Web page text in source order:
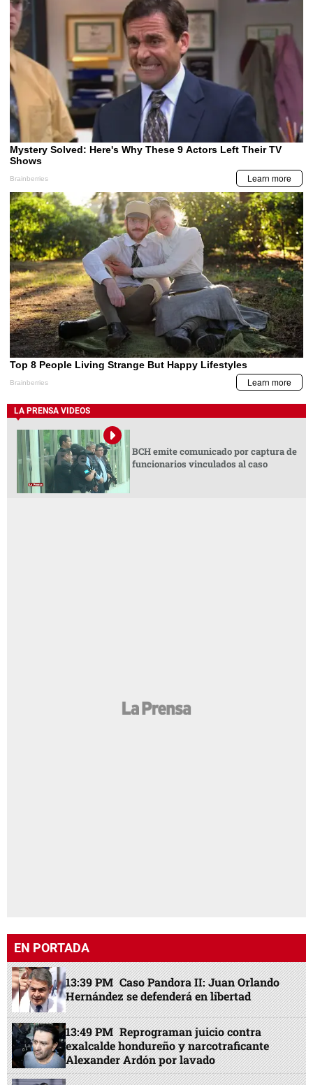
LA PRENSA VIDEOS
BCH emite comunicado por captura de
funcionarios vinculados al caso
EN PORTADA
13:39 PM Caso Pandora II: Juan Orlando
Hernández se defenderá en libertad
13:49 PM Reprograman juicio contra
exalcalde hondureño y narcotraficante
Alexander Ardón por lavado